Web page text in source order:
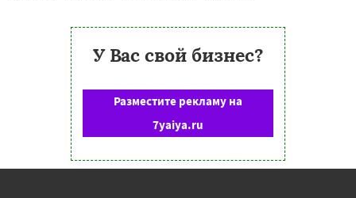
У Вас свой бизнес?
Разместите рекламу на
7yaiya.ru